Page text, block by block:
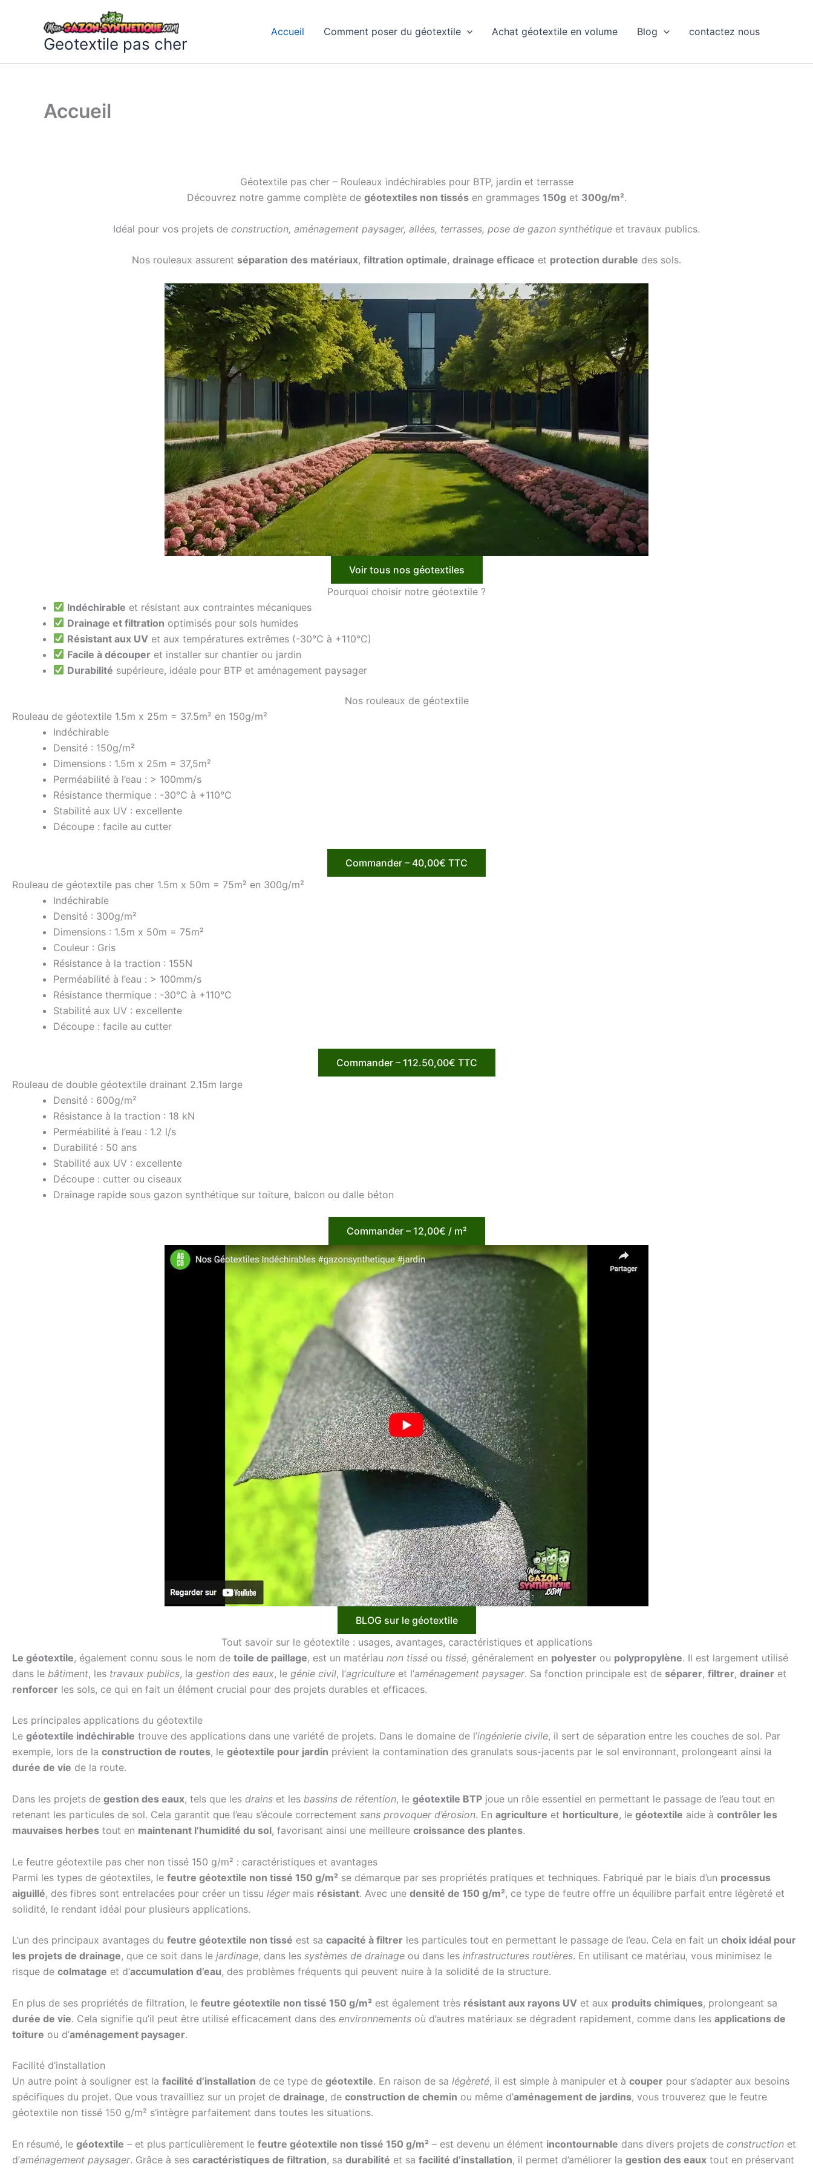
Geotextile pas cher
Accueil Comment poser du géotextile Achat géotextile en volume Blog contactez nous
Accueil
Géotextile pas cher – Rouleaux indéchirables pour BTP, jardin et terrasse
Découvrez notre gamme complète de géotextiles non tissésen grammages 150g et 300g/m².
Idéal pour vos projets de construction, aménagement paysager, allées, terrasses, pose de gazon synthétique et travaux publics.
Nos rouleaux assurent séparation des matériaux, filtration optimale, drainage efficace et protection durable des sols.
Voir tous nos géotextiles
Pourquoi choisir notre géotextile ?
Indéchirable et résistant aux contraintes mécaniques
Drainage et filtration optimisés pour sols humides
Résistant aux UV et aux températures extrêmes (-30°C à +110°C)
Facile à découper et installer sur chantier ou jardin
Durabilité supérieure, idéale pour BTP et aménagement paysager
Nos rouleaux de géotextile
Rouleau de géotextile 1.5m x 25m = 37.5m² en 150g/m²
Indéchirable
Densité : 150g/m²
Dimensions : 1.5m x 25m = 37,5m²
Perméabilité à l’eau : > 100mm/s
Résistance thermique : -30°C à +110°C
Stabilité aux UV : excellente
Découpe : facile au cutter
Commander – 40,00€ TTC
Rouleau de géotextile pas cher 1.5m x 50m = 75m² en 300g/m²
Indéchirable
Densité : 300g/m²
Dimensions : 1.5m x 50m = 75m²
Couleur : Gris
Résistance à la traction : 155N
Perméabilité à l’eau : > 100mm/s
Résistance thermique : -30°C à +110°C
Stabilité aux UV : excellente
Découpe : facile au cutter
Commander – 112.50,00€ TTC
Rouleau de double géotextile drainant 2.15m large
Densité : 600g/m²
Résistance à la traction : 18 kN
Perméabilité à l’eau : 1.2 l/s
Durabilité : 50 ans
Stabilité aux UV : excellente
Découpe : cutter ou ciseaux
Drainage rapide sous gazon synthétique sur toiture, balcon ou dalle béton
Commander – 12,00€ / m²
BLOG sur le géotextile
Tout savoir sur le géotextile : usages, avantages, caractéristiques et applications
Le géotextile, également connu sous le nom de toile de paillage, est un matériau non tissé ou tissé, généralement en polyester ou polypropylène. Il est largement utilisé
dans le bâtiment, les travaux publics, la gestion des eaux, le génie civil, l’agriculture et l’aménagement paysager. Sa fonction principale est de séparer, filtrer, drainer et
renforcer les sols, ce qui en fait un élément crucial pour des projets durables et efficaces.
Les principales applications du géotextile
Le géotextile indéchirable trouve des applications dans une variété de projets. Dans le domaine de l’ingénierie civile, il sert de séparation entre les couches de sol. Par
exemple, lors de la construction de routes, le géotextile pour jardin prévient la contamination des granulats sous-jacents par le sol environnant, prolongeant ainsi la
durée de vie de la route.
Dans les projets de gestion des eaux, tels que les drains et les bassins de rétention, le géotextile BTP joue un rôle essentiel en permettant le passage de l’eau tout en
retenant les particules de sol. Cela garantit que l’eau s’écoule correctement sans provoquer d’érosion. En agriculture et horticulture, le géotextile aide à contrôler les
mauvaises herbes tout en maintenant l’humidité du sol, favorisant ainsi une meilleure croissance des plantes.
Le feutre géotextile pas cher non tissé 150 g/m² : caractéristiques et avantages
Parmi les types de géotextiles, le feutre géotextile non tissé 150 g/m² se démarque par ses propriétés pratiques et techniques. Fabriqué par le biais d’un processus
aiguillé, des fibres sont entrelacées pour créer un tissu légermais résistant. Avec une densité de 150 g/m², ce type de feutre offre un équilibre parfait entre légèreté et
solidité, le rendant idéal pour plusieurs applications.
L’un des principaux avantages du feutre géotextile non tissé est sa capacité à filtrer les particules tout en permettant le passage de l’eau. Cela en fait un choix idéal pour
les projets de drainage, que ce soit dans le jardinage, dans les systèmes de drainage ou dans les infrastructures routières. En utilisant ce matériau, vous minimisez le
risque de colmatage et d’accumulation d’eau, des problèmes fréquents qui peuvent nuire à la solidité de la structure.
En plus de ses propriétés de filtration, le feutre géotextile non tissé 150 g/m² est également très résistant aux rayons UV et aux produits chimiques, prolongeant sa
durée de vie. Cela signifie qu’il peut être utilisé efficacement dans des environnements où d’autres matériaux se dégradent rapidement, comme dans les applications de
toiture ou d’aménagement paysager.
Facilité d’installation
Un autre point à souligner est la facilité d’installation de ce type de géotextile. En raison de sa légèreté, il est simple à manipuler et à couper pour s’adapter aux besoins
spécifiques du projet. Que vous travailliez sur un projet de drainage, de construction de chemin ou même d’aménagement de jardins, vous trouverez que le feutre
géotextile non tissé 150 g/m² s’intègre parfaitement dans toutes les situations.
En résumé, le géotextile – et plus particulièrement le feutre géotextile non tissé 150 g/m² – est devenu un élément incontournable dans divers projets de construction et
d’aménagement paysager. Grâce à ses caractéristiques de filtration, sa durabilité et sa facilité d’installation, il permet d’améliorer la gestion des eaux tout en préservant